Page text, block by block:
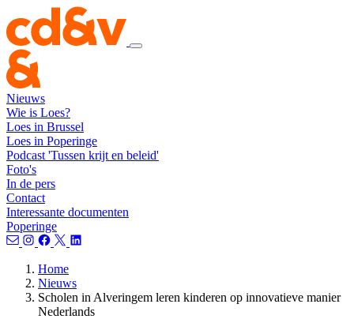
Nieuws
Wie is Loes?
Loes in Brussel
Loes in Poperinge
Podcast 'Tussen krijt en beleid'
Foto's
In de pers
Contact
Interessante documenten
Poperinge
Home
Nieuws
Scholen in Alveringem leren kinderen op innovatieve manier
Nederlands